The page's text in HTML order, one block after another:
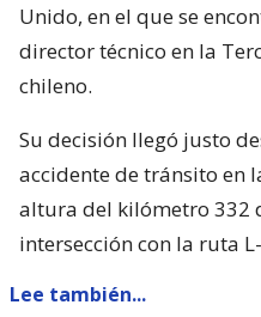
Unido, en el que se
director técnico en la
chileno.
Su decisión llegó justo
accidente de tránsito en
altura del kilómetro 332
intersección con la ruta
Lee también...